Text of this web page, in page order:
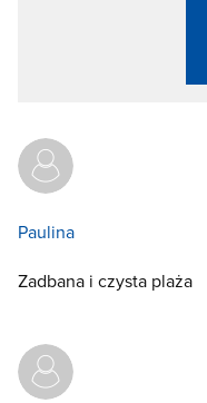
Paulina
Zadbana i czysta plaża